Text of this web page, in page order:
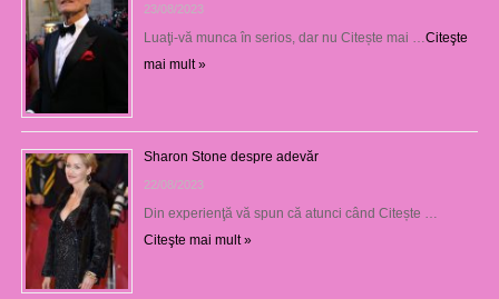
23/08/2023
Luaţi-vă munca în serios, dar nu Citește mai … Citeşte
mai mult »
Sharon Stone despre adevăr
22/08/2023
Din experienţă vă spun că atunci când Citește …
Citeşte mai mult »